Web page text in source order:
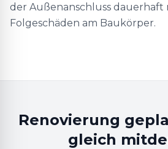
der Außenanschluss dauerhaft
Folgeschäden am Baukörper.
Renovierung
gleich